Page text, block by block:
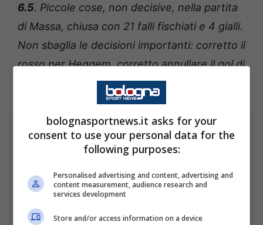
6.5. Piccole cose, non decisive, nella partita
di Massa, chiusa con 21 falli fischiati e 4 gialli.
Non sbaglia le decisioni importanti: corretto il
rosso per Heggem, corretto annullare il gol di
David, ci stanno le valutazioni nelle aree”.
bolognasportnews.it asks for your
consent to use your personal data for the
following purposes:
Personalised advertising and content, advertising and
content measurement, audience research and
services development
Store and/or access information on a device